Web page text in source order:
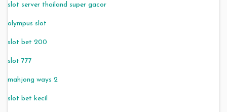
slot server thailand super gacor
olympus slot
slot bet 200
slot 777
mahjong ways 2
slot bet kecil